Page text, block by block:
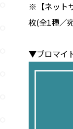
※【ネット
枚(全1種／
▼ブロマイ